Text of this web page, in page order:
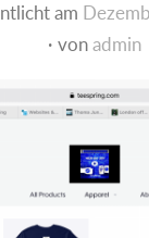
am
vonadmin